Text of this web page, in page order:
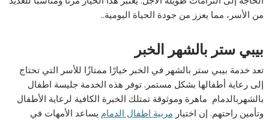
من الأسر، مما يعزز من جودة الحياة اليومية..
بيبي ستر بالشهر الخبر
تعد خدمة بيبي ستر بالشهر في الخبر خيارًا ممتازًا للأسر التي تحتاج
إلى رعاية أطفالها بشكل مستمر. توفر هذه الخدمة جليسة اطفال
بالشهربالدمام ماهرة وموثوقة تمتلك الخبرة الكافية لرعاية الأطفال
وتأمين راحتهم. إن اختيار مربية اطفال الدمام يساعد الأمهات في